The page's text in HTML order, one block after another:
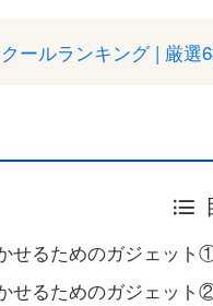
ールランキング | 厳選
せるためのガジェッ
せるためのガジェット